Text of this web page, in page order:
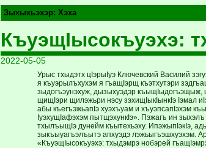
Зыхыхьэхэр: Хэха
КъуэщIысокъуэхэ:
2022-05-05
Урыс тхыдэтх цIэрыIуэ Ключевский Василий
я къуэрылъхухэм я гъащIэрщ къэтхутэри
зыдогъэунэхуж, дызыхуэдэр
щищIэри щилэжьри нэсу зэхищIыкIынкIэ Iэмал
абы къегъэжьапIэ хуэхъуам и хъуэпсапIэхэм
IуэхущIафэхэм пытщэхункIэ». Пэжагъ ин
тхылъыщIэ дунейм къытехьэху. ИпэжыпIэкIэ,
зыкъыуагъэлъытэ апхуэдэ лэжьыгъэшхуэхэм.
«КъуэщIысокъуэхэ: тхыдэмрэ нобэрей